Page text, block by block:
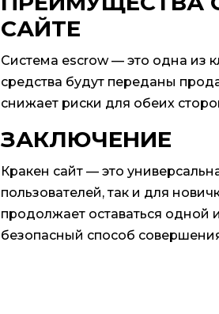
САЙТЕ
Система escrow — это одна из
средства будут переданы
снижает риски для обеих
ЗАКЛЮЧЕНИЕ
Кракен сайт — это
пользователей, так и для
продолжает оставаться одной
безопасный способ